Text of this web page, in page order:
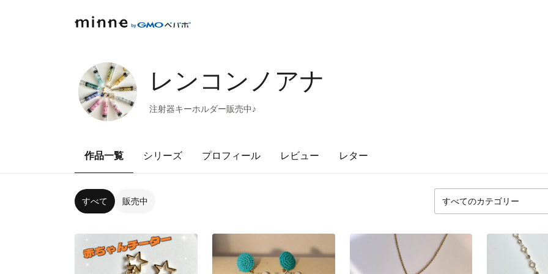
レンコンノアナ
注射器キーホルダー販売中♪
作品一覧 シリーズ プロフィール レビュー レター
すべて 販売中